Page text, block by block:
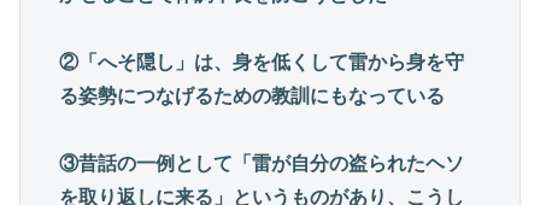
②「へそ隠し」は、身を低くして雷から身を守
る姿勢につなげるための教訓にもなっている
③昔話の一例として「雷が自分の盗られたヘソ
を取り返しに来る」というものがあり、こうし